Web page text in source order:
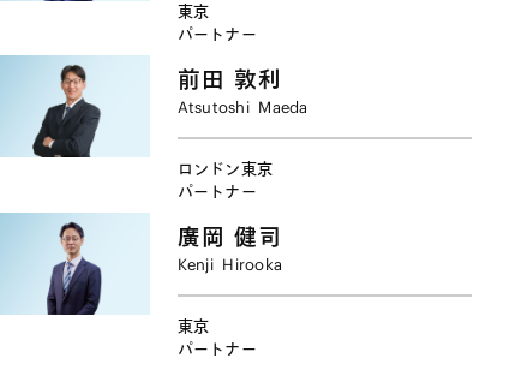
東京
パートナー
前田 敦利
Atsutoshi Maeda
ロンドン東京
パートナー
廣岡 健司
Kenji Hirooka
東京
パートナー